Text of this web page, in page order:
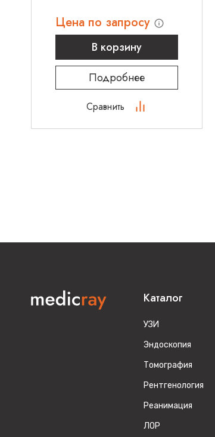
Цена по запросу
В корзину
Подробнее
Сравнить
Каталог
УЗИ
Эндоскопия
Томография
Рентгенология
Реанимация
ЛОР